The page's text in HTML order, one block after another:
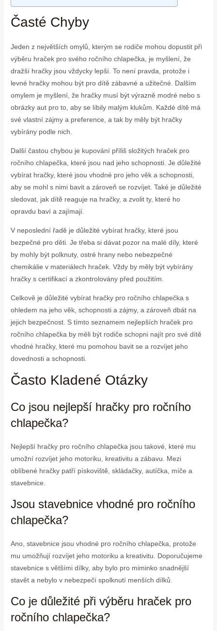
Časté Chyby
Jeden z největších omylů, kterým se rodiče mohou dopustit při
výběru hraček pro svého ročního chlapečka, je myšlení, že
dražší hračky jsou vždycky lepší. To není pravda, protože i
levné hračky mohou být pro dítě zábavné a užitečné. Dalším
omylem je myšlení, že hračky musí být výrazně modré nebo s
obrázky aut pro to, aby se líbily malým klukům. Každé dítě má
své vlastní zájmy a preference, a tak by měly být hračky
vybírány podle nich.
Další častou chybou je kupování příliš složitých hraček pro
ročního chlapečka, které jsou nad jeho schopnosti. Je důležité
vybírat hračky, které jsou vhodné pro jeho věk a schopnosti,
aby se mohl s nimi bavit a zároveň se rozvíjet. Také je důležité
sledovat, jak dítě reaguje na hračky, a zvolit ty, které ho
opravdu baví a zajímají.
V neposlední řadě je důležité vybírat hračky, které jsou
bezpečné pro děti. Je třeba si dávat pozor na malé díly, které
by mohly být polknuty, ostré hrany nebo nebezpečné
chemikálie v materiálech hraček. Vždy by měly být vybírány
hračky s certifikací a zkontrolovány před použitím.
Celkově je důležité vybírat hračky pro ročního chlapečka s
ohledem na jeho věk, schopnosti a zájmy, a zároveň dbát na
jejich bezpečnost. S tímto seznamem nejlepších hraček pro
ročního chlapečka by měli být rodiče schopni najít pro své dítě
vhodné hračky, které mu pomohou bavit se a rozvíjet jeho
dovednosti a schopnosti.
Často Kladené Otázky
Co jsou nejlepší hračky pro ročního
chlapečka?
Nejlepší hračky pro ročního chlapečka jsou takové, které mu
umožní rozvíjet jeho motoriku, kreativitu a zábavu. Mezi
oblíbené hračky patří pískoviště, skládačky, autíčka, míče a
stavebnice.
Jsou stavebnice vhodné pro ročního
chlapečka?
Ano, stavebnice jsou vhodné pro ročního chlapečka, protože
mu umožňují rozvíjet jeho motoriku a kreativitu. Doporučujeme
stavebnice s většími dílky, aby bylo pro miminko snadnější
stavět a nebylo v nebezpečí spolknutí menších dílků.
Co je důležité při výběru hraček pro
ročního chlapečka?